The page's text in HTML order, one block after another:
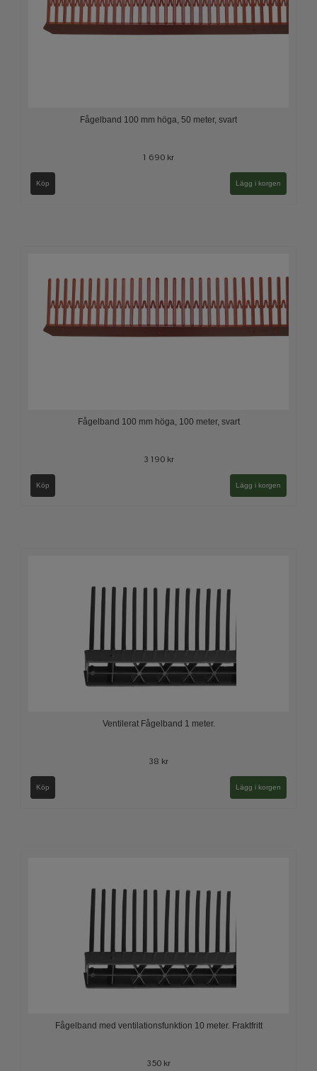
Fågelband 100 mm höga, 50 meter, svart
1 690 kr
Köp
Fågelband 100 mm höga, 100 meter, svart
3 190 kr
Köp
Ventilerat Fågelband 1 meter.
38 kr
Köp
Fågelband med ventilationsfunktion 10 meter. Fraktfritt
350 kr